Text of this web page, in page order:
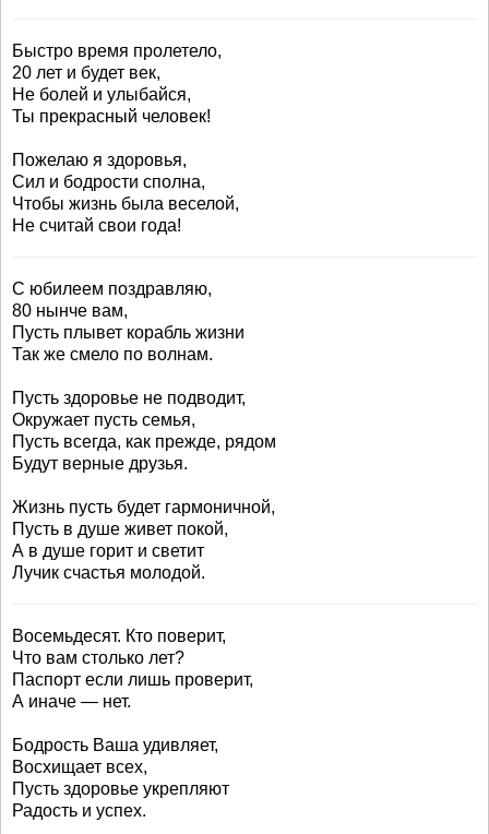
Быстро время пролетело,
20 лет и будет век,
Не болей и улыбайся,
Ты прекрасный человек!
Пожелаю я здоровья,
Сил и бодрости сполна,
Чтобы жизнь была веселой,
Не считай свои года!
С юбилеем поздравляю,
80 нынче вам,
Пусть плывет корабль жизни
Так же смело по волнам.
Пусть здоровье не подводит,
Окружает пусть семья,
Пусть всегда, как прежде, рядом
Будут верные друзья.
Жизнь пусть будет гармоничной,
Пусть в душе живет покой,
А в душе горит и светит
Лучик счастья молодой.
Восемьдесят. Кто поверит,
Что вам столько лет?
Паспорт если лишь проверит,
А иначе — нет.
Бодрость Ваша удивляет,
Восхищает всех,
Пусть здоровье укрепляют
Радость и успех.